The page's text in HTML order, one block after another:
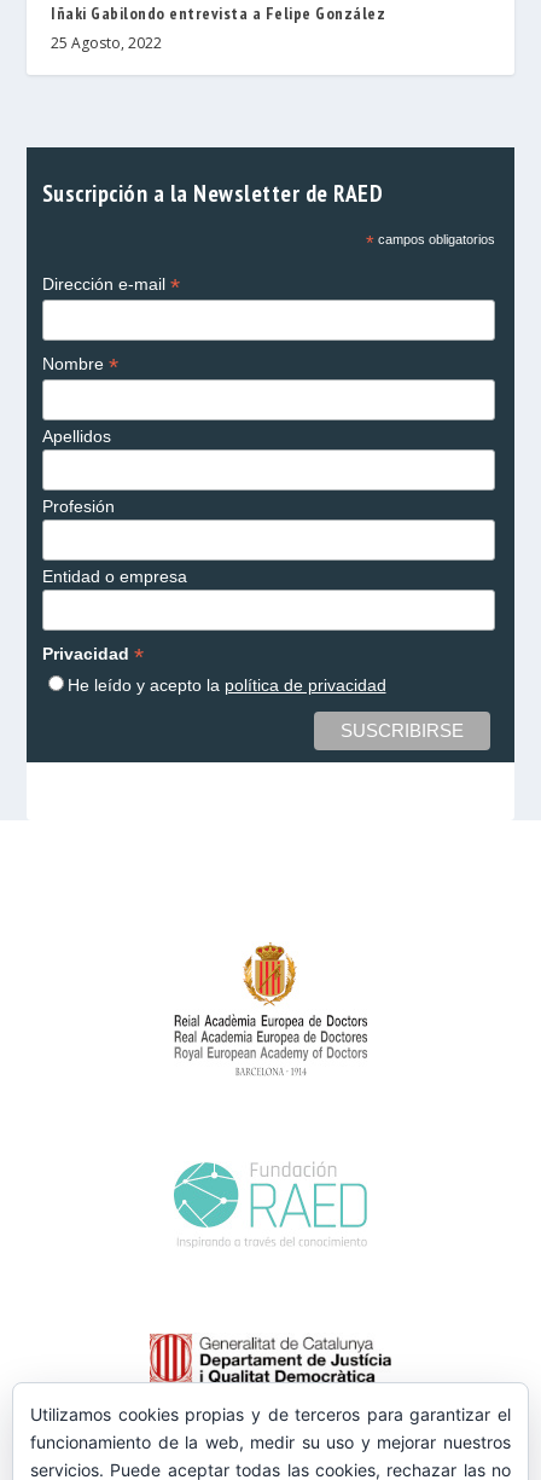
Iñaki Gabilondo entrevista a Felipe González
25 Agosto, 2022
Suscripción a la Newsletter de RAED
*campos obligatorios
Dirección e-mail *
Nombre *
Apellidos
Profesión
Entidad o empresa
Privacidad *
He leído y acepto la política de privacidad
Utilizamos cookies propias y de terceros para garantizar el
funcionamiento de la web, medir su uso y mejorar nuestros
servicios. Puede aceptar todas las cookies, rechazar las no